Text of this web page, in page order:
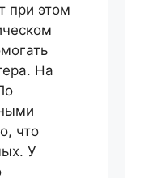
при этом
На
что
У